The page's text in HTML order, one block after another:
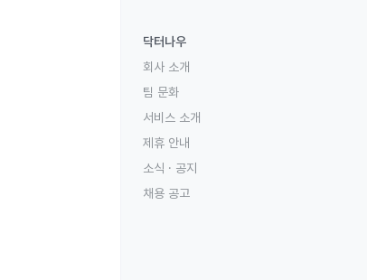
닥터나우
회사 소개
팀 문화
서비스 소개
제휴 안내
소식 · 공지
채용 공고